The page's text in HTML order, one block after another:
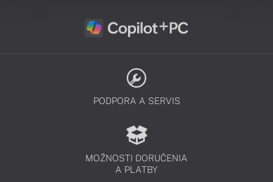
PODPORA A SERVIS
MOŽNOSTI DORUČENIA
A PLATBY